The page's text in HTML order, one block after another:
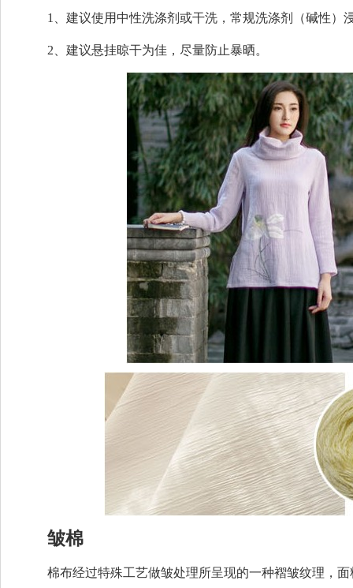
1、建议使用中性洗涤剂或干洗，常规洗涤剂（碱性）
2、建议悬挂晾干为佳，尽量防止暴晒。
皱棉
棉布经过特殊工艺做皱处理所呈现的一种褶皱纹理，